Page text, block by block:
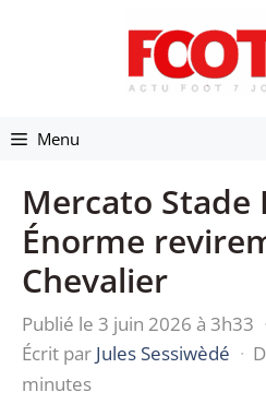
Menu
Mercato Stade
Énorme
Chevalier
Publié le 3 juin 2026 à 3h33 ·
Écrit par Jules Sessiwèdé ·
minutes